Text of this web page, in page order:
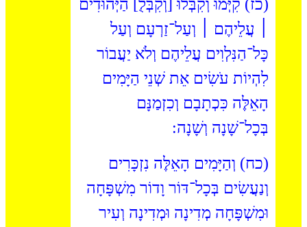
(כז) קִיְּמוּ וְקִבְּלוּ[וְקִבְּלֻ] הַיְּהוּדִים
׀ עֲלֵיהֶם ׀ וְעַל־זַרְעָם וְעַל
כָּל־הַנִּלְוִים עֲלֵיהֶם וְלֹא יַעֲבוֹר
לִהְיוֹת עֹשִׂים אֵת שְׁנֵי הַיָּמִים
הָאֵלֶּה כִּכְתָבָם וְכִזְמַנָּם
בְּכָל־שָׁנָה וְשָׁנָה:
(כח) וְהַיָּמִים הָאֵלֶּה נִזְכָּרִים
וְנַעֲשִׂים בְּכָל־דּוֹר וָדוֹר מִשְׁפָּחָה
וּמִשְׁפָּחָה מְדִינָה וּמְדִינָה וְעִיר